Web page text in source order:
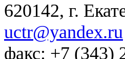
620142, г.
uctr@yandex.ru
факс: +7 (343)